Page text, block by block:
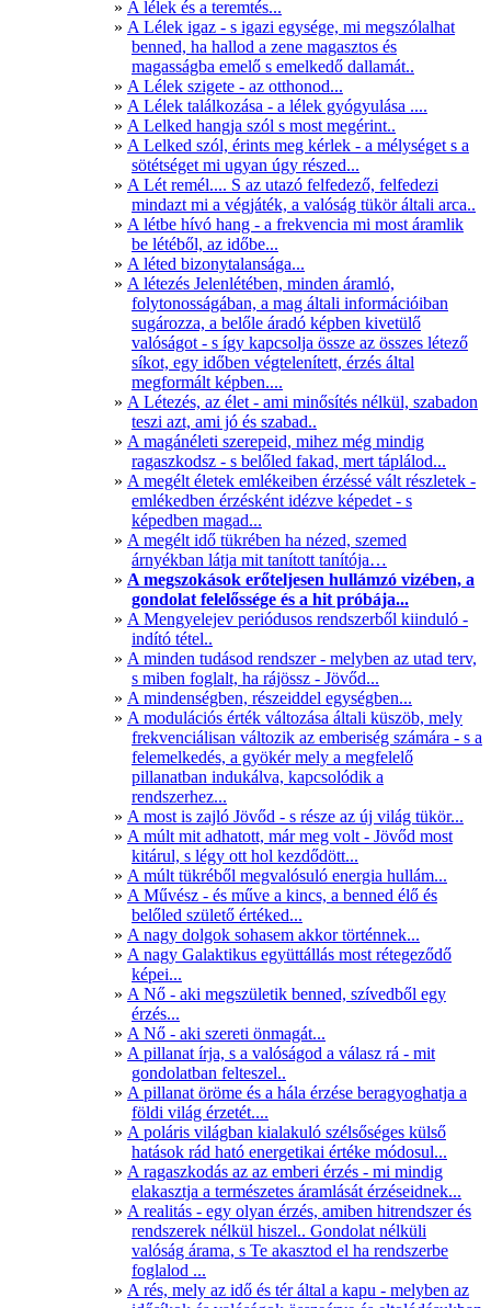
A lélek és a teremtés...
A Lélek igaz - s igazi egysége, mi megszólalhat
benned, ha hallod a zene magasztos és
magasságba emelő s emelkedő dallamát..
A Lélek szigete - az otthonod...
A Lélek találkozása - a lélek gyógyulása ....
A Lelked hangja szól s most megérint..
A Lelked szól, érints meg kérlek - a mélységet s a
sötétséget mi ugyan úgy részed...
A Lét remél.... S az utazó felfedező, felfedezi
mindazt mi a végjáték, a valóság tükör általi arca..
A létbe hívó hang - a frekvencia mi most áramlik
be létéből, az időbe...
A léted bizonytalansága...
A létezés Jelenlétében, minden áramló,
folytonosságában, a mag általi információiban
sugározza, a belőle áradó képben kivetülő
valóságot - s így kapcsolja össze az összes létező
síkot, egy időben végtelenített, érzés által
megformált képben....
A Létezés, az élet - ami minősítés nélkül, szabadon
teszi azt, ami jó és szabad..
A magánéleti szerepeid, mihez még mindig
ragaszkodsz - s belőled fakad, mert táplálod...
A megélt életek emlékeiben érzéssé vált részletek -
emlékedben érzésként idézve képedet - s
képedben magad...
A megélt idő tükrében ha nézed, szemed
árnyékban látja mit tanított tanítója…
A megszokások erőteljesen hullámzó vizében, a
gondolat felelőssége és a hit próbája...
A Mengyelejev periódusos rendszerből kiinduló -
indító tétel..
A minden tudásod rendszer - melyben az utad terv,
s miben foglalt, ha rájössz - Jövőd...
A mindenségben, részeiddel egységben...
A modulációs érték változása általi küszöb, mely
frekvenciálisan változik az emberiség számára - s a
felemelkedés, a gyökér mely a megfelelő
pillanatban indukálva, kapcsolódik a
rendszerhez...
A most is zajló Jövőd - s része az új világ tükör...
A múlt mit adhatott, már meg volt - Jövőd most
kitárul, s légy ott hol kezdődött...
A múlt tükréből megvalósuló energia hullám...
A Művész - és műve a kincs, a benned élő és
belőled születő értéked...
A nagy dolgok sohasem akkor történnek...
A nagy Galaktikus együttállás most rétegeződő
képei...
A Nő - aki megszületik benned, szívedből egy
érzés...
A Nő - aki szereti önmagát...
A pillanat írja, s a valóságod a válasz rá - mit
gondolatban felteszel..
A pillanat öröme és a hála érzése beragyoghatja a
földi világ érzetét....
A poláris világban kialakuló szélsőséges külső
hatások rád ható energetikai értéke módosul...
A ragaszkodás az az emberi érzés - mi mindig
elakasztja a természetes áramlását érzéseidnek...
A realitás - egy olyan érzés, amiben hitrendszer és
rendszerek nélkül hiszel.. Gondolat nélküli
valóság árama, s Te akasztod el ha rendszerbe
foglalod ...
A rés, mely az idő és tér által a kapu - melyben az